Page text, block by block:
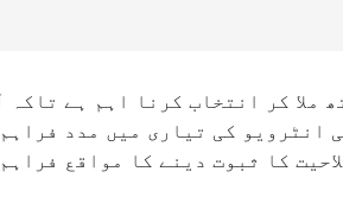
ملا کر انتخاب کرنا اہم ہے تاکہ
انٹرویو کی تیاری میں مدد
کا ثبوت دینے کا مواقع فراہم